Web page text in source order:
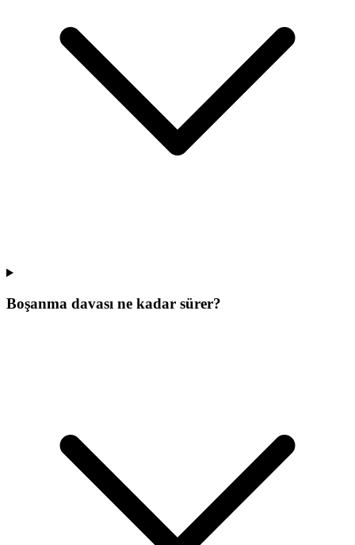
Boşanma davası ne kadar sürer?